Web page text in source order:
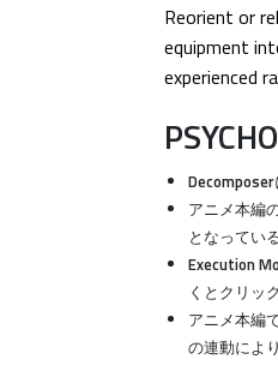
Reorient or
equipment
experienced
Decomposer
アニメ本編
となってい
Execution
くとクリッ
アニメ本編
の連動によ